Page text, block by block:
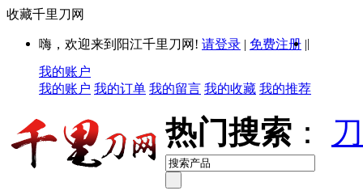
收藏千里刀网
嗨，欢迎来到阳江千里刀网! 请登录 | 免费注册 ||
我的账户
我的账户 我的订单 我的留言 我的收藏 我的推荐
热门搜索 ：